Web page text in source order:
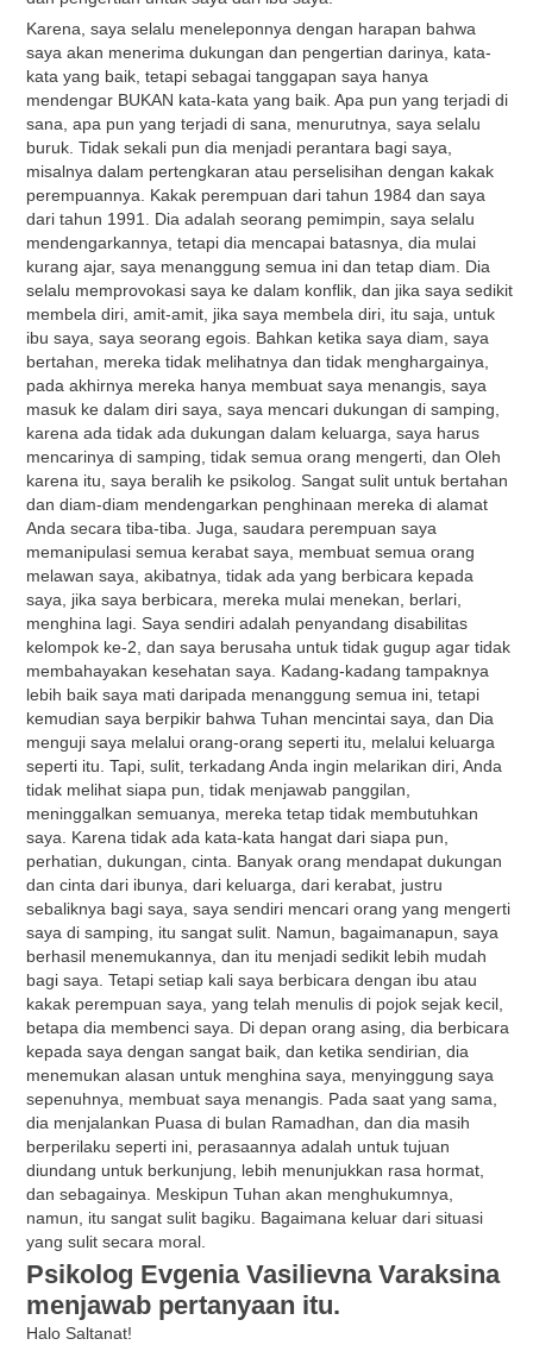
Karena, saya selalu meneleponnya dengan harapan bahwa
saya akan menerima dukungan dan pengertian darinya, kata-
kata yang baik, tetapi sebagai tanggapan saya hanya
mendengar BUKAN kata-kata yang baik. Apa pun yang terjadi di
sana, apa pun yang terjadi di sana, menurutnya, saya selalu
buruk. Tidak sekali pun dia menjadi perantara bagi saya,
misalnya dalam pertengkaran atau perselisihan dengan kakak
perempuannya. Kakak perempuan dari tahun 1984 dan saya
dari tahun 1991. Dia adalah seorang pemimpin, saya selalu
mendengarkannya, tetapi dia mencapai batasnya, dia mulai
kurang ajar, saya menanggung semua ini dan tetap diam. Dia
selalu memprovokasi saya ke dalam konflik, dan jika saya sedikit
membela diri, amit-amit, jika saya membela diri, itu saja, untuk
ibu saya, saya seorang egois. Bahkan ketika saya diam, saya
bertahan, mereka tidak melihatnya dan tidak menghargainya,
pada akhirnya mereka hanya membuat saya menangis, saya
masuk ke dalam diri saya, saya mencari dukungan di samping,
karena ada tidak ada dukungan dalam keluarga, saya harus
mencarinya di samping, tidak semua orang mengerti, dan Oleh
karena itu, saya beralih ke psikolog. Sangat sulit untuk bertahan
dan diam-diam mendengarkan penghinaan mereka di alamat
Anda secara tiba-tiba. Juga, saudara perempuan saya
memanipulasi semua kerabat saya, membuat semua orang
melawan saya, akibatnya, tidak ada yang berbicara kepada
saya, jika saya berbicara, mereka mulai menekan, berlari,
menghina lagi. Saya sendiri adalah penyandang disabilitas
kelompok ke-2, dan saya berusaha untuk tidak gugup agar tidak
membahayakan kesehatan saya. Kadang-kadang tampaknya
lebih baik saya mati daripada menanggung semua ini, tetapi
kemudian saya berpikir bahwa Tuhan mencintai saya, dan Dia
menguji saya melalui orang-orang seperti itu, melalui keluarga
seperti itu. Tapi, sulit, terkadang Anda ingin melarikan diri, Anda
tidak melihat siapa pun, tidak menjawab panggilan,
meninggalkan semuanya, mereka tetap tidak membutuhkan
saya. Karena tidak ada kata-kata hangat dari siapa pun,
perhatian, dukungan, cinta. Banyak orang mendapat dukungan
dan cinta dari ibunya, dari keluarga, dari kerabat, justru
sebaliknya bagi saya, saya sendiri mencari orang yang mengerti
saya di samping, itu sangat sulit. Namun, bagaimanapun, saya
berhasil menemukannya, dan itu menjadi sedikit lebih mudah
bagi saya. Tetapi setiap kali saya berbicara dengan ibu atau
kakak perempuan saya, yang telah menulis di pojok sejak kecil,
betapa dia membenci saya. Di depan orang asing, dia berbicara
kepada saya dengan sangat baik, dan ketika sendirian, dia
menemukan alasan untuk menghina saya, menyinggung saya
sepenuhnya, membuat saya menangis. Pada saat yang sama,
dia menjalankan Puasa di bulan Ramadhan, dan dia masih
berperilaku seperti ini, perasaannya adalah untuk tujuan
diundang untuk berkunjung, lebih menunjukkan rasa hormat,
dan sebagainya. Meskipun Tuhan akan menghukumnya,
namun, itu sangat sulit bagiku. Bagaimana keluar dari situasi
yang sulit secara moral.
Psikolog Evgenia Vasilievna Varaksina
menjawab pertanyaan itu.
Halo Saltanat!